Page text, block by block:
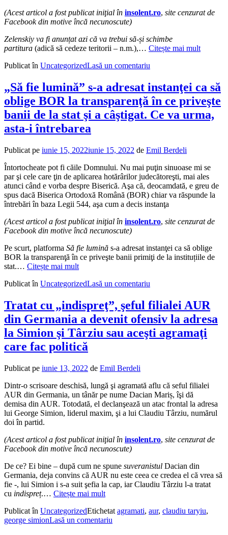
(Acest articol a fost publicat iniţial în insolent.ro, site cenzurat de
Facebook din motive încă necunoscute)
Zelenskiy va fi anunțat azi că va trebui să-și schimbe
partitura (adică să cedeze teritorii – n.m.),… Citește mai mult
Publicat în UncategorizedLasă un comentariu
„Să fie lumină” s-a adresat instanţei ca să
oblige BOR la transparenţă în ce priveşte
banii de la stat şi a câştigat. Ce va urma,
asta-i întrebarea
Publicat pe iunie 15, 2022iunie 15, 2022 de Emil Berdeli
Întortocheate pot fi căile Domnului. Nu mai puţin sinuoase mi se
par şi cele care ţin de aplicarea hotărârilor judecătoreşti, mai ales
atunci când e vorba despre Biserică. Aşa că, deocamdată, e greu de
spus dacă Biserica Ortodoxă Română (BOR) chiar va răspunde la
întrebări în baza Legii 544, aşa cum a decis instanţa
(Acest articol a fost publicat iniţial în insolent.ro, site cenzurat de
Facebook din motive încă necunoscute)
Pe scurt, platforma Să fie lumină s-a adresat instanţei ca să oblige
BOR la transparenţă în ce priveşte banii primiţi de la instituțiile de
stat.… Citește mai mult
Publicat în UncategorizedLasă un comentariu
Tratat cu „indispreţ”, şeful filialei AUR
din Germania a devenit ofensiv la adresa
la Simion şi Târziu sau aceşti agramaţi
care fac politică
Publicat pe iunie 13, 2022 de Emil Berdeli
Dintr-o scrisoare deschisă, lungă şi agramată aflu că seful filialei
AUR din Germania, un tânăr pe nume Dacian Mariș, îşi dă
demisa din AUR. Totodată, el declanşează un atac frontal la adresa
lui George Simion, liderul maxim, şi a lui Claudiu Târziu, numărul
doi în partid.
(Acest articol a fost publicat iniţial în insolent.ro, site cenzurat de
Facebook din motive încă necunoscute)
De ce? Ei bine – după cum ne spune suveranistul Dacian din
Germania, deja convins că AUR nu este ceea ce credea el că vrea să
fie -, lui Simion i s-a suit şefia la cap, iar Claudiu Târziu l-a tratat
cu indispreț.… Citește mai mult
Publicat în UncategorizedEtichetat agramati, aur, claudiu taryiu,
george simionLasă un comentariu